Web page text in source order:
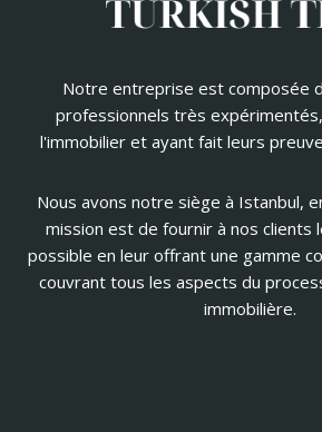
Notre entreprise est composée
professionnels très
l'immobilier et ayant fait leurs
Nous avons notre siège à Istanbul,
mission est de fournir à nos clients
possible en leur offrant une gamme
couvrant tous les aspects du
immobilière.